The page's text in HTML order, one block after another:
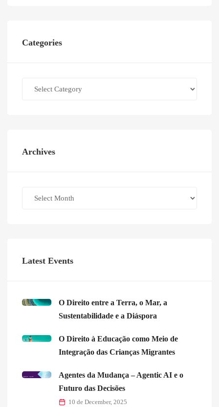
Categories
Archives
Latest Events
O Direito entre a Terra, o Mar, a
Sustentabilidade e a Diáspora
O Direito à Educação como Meio de
Integração das Crianças Migrantes
Agentes da Mudança – Agentic AI e o
Futuro das Decisões
10 de December, 2025